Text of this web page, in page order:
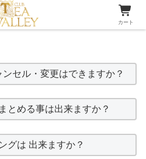
セル・変更はできますか？
とめる事は出来ますか？
グは 出来ますか？
カート